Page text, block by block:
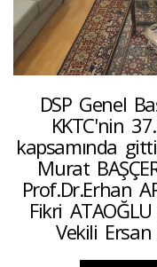
DSP Genel
KKTC'nin
kapsamında
Murat
Prof.Dr.Erhan
Fikri
Vekili